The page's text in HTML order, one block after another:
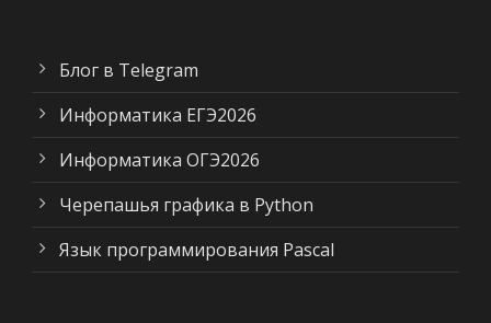
Блог в Telegram
Информатика ЕГЭ2026
Информатика ОГЭ2026
Черепашья графика в Python
Язык программирования Pascal